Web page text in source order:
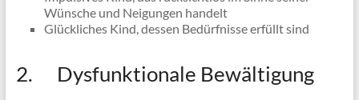
Wünsche und Neigungen handelt
Glückliches Kind, dessen Bedürfnisse erfüllt sind
2. Dysfunktionale Bewältigung